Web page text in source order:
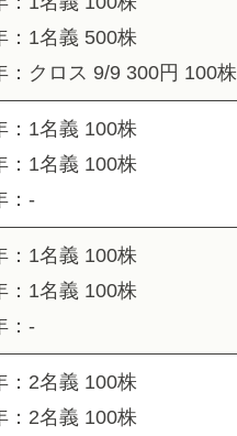
：1名義 500株
：クロス 9/9 300円 100株
：1名義 100株
：1名義 100株
：-
：1名義 100株
：1名義 100株
：-
：2名義 100株
：2名義 100株